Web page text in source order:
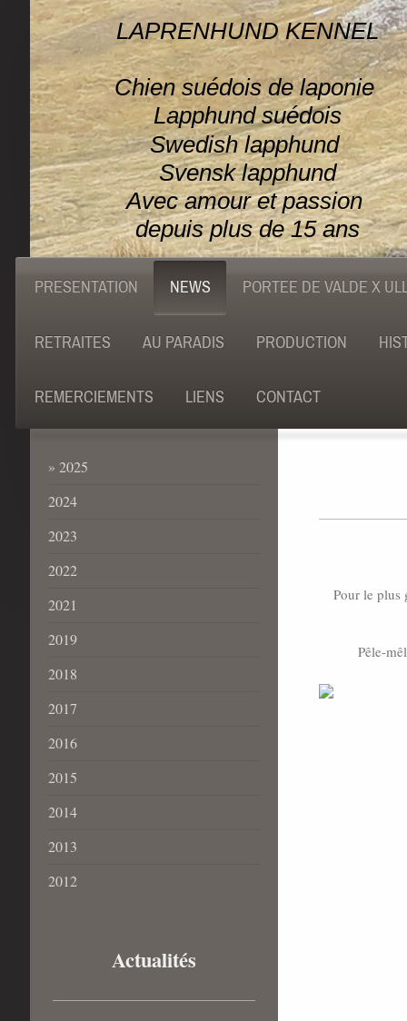
LAPRENHUND KENNEL
Chien suédois de laponie
Lapphund suédois
Swedish lapphund
Svensk lapphund
Avec amour et passion
depuis plus de 15 ans
PRESENTATION NEWS PORTEE DE VALDE X
RETRAITES AU PARADIS PRODUCTION
REMERCIEMENTS LIENS CONTACT
Pour le plus
Pêle-
2025
2024
2023
2022
2021
2019
2018
2017
2016
2015
2014
2013
2012
Actualités